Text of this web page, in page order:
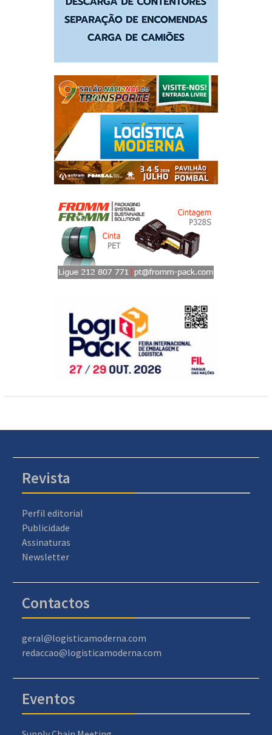
Revista
Perfil editorial
Publicidade
Assinaturas
Newsletter
Contactos
geral@logisticamoderna.com
redaccao@logisticamoderna.com
Eventos